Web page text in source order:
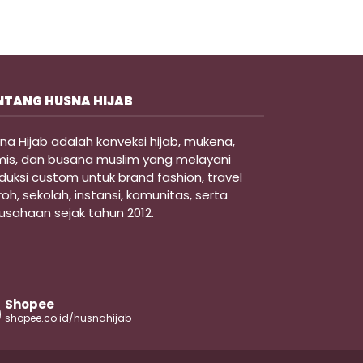
HUSNA HIJAB
Hijab adalah konveksi hijab, mukena,
dan busana muslim yang melayani
custom untuk brand fashion, travel
sekolah, instansi, komunitas, serta
sejak tahun 2012.
Shopee
shopee.co.id/husnahijab